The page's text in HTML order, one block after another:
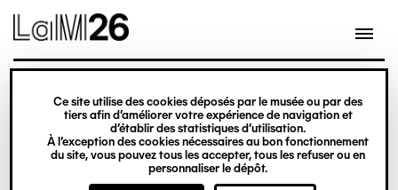
Gestion des cookies
Ce site utilise des cookies déposés par le musée ou par des
tiers afin d’améliorer votre expérience de navigation et
d’établir des statistiques d’utilisation.
À l’exception des cookies nécessaires au bon fonctionnement
du site, vous pouvez tous les accepter, tous les refuser ou en
personnaliser le dépôt.
contenu